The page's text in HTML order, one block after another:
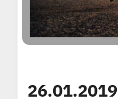
26.01.2019